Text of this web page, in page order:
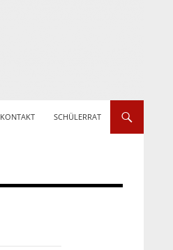
KONTAKT SCHÜLERRAT